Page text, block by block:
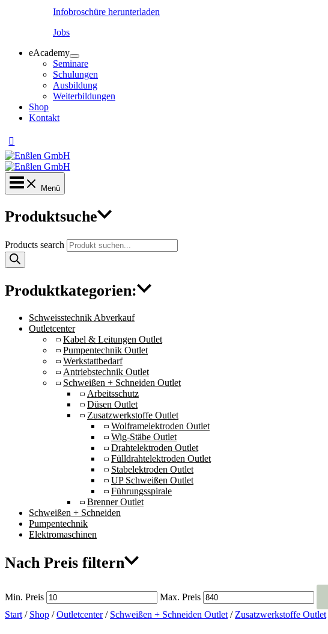
Infobroschüre herunterladen
Jobs
eAcademy
Seminare
Schulungen
Ausbildung
Weiterbildungen
Shop
Kontakt
Menü
Produktsuche
Products search
Produktkategorien:
Schweisstechnik Abverkauf
Outletcenter
Kabel & Leitungen Outlet
Pumpentechnik Outlet
Werkstattbedarf
Antriebstechnik Outlet
Schweißen + Schneiden Outlet
Arbeitsschutz
Düsen Outlet
Zusatzwerkstoffe Outlet
Wolframelektroden Outlet
Wig-Stäbe Outlet
Drahtelektroden Outlet
Fülldrahtelektroden Outlet
Stabelektroden Outlet
UP Schweißen Outlet
Führungsspirale
Brenner Outlet
Schweißen + Schneiden
Pumpentechnik
Elektromaschinen
Nach Preis filtern
Min. Preis Max. Preis
Start / Shop /Outletcenter/ Schweißen + Schneiden Outlet / Zusatzwerkstoffe Outlet